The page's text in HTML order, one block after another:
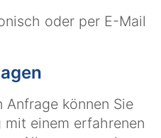
oder per E-Mail
Anfrage können Sie
einem erfahrenen